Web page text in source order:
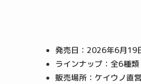
発売日：2026年6月19
ラインナップ：全6種
販売場所：ケイウノ直